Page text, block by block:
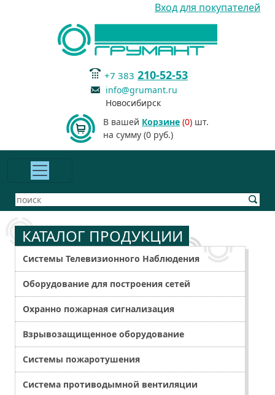
Вход для покупателей
+7 383 210-52-53
info@grumant.ru
Новосибирск
В вашей Корзине (0) шт.
на сумму (0 руб.)
КАТАЛОГ ПРОДУКЦИИ
Системы Телевизионного Наблюдения
Оборудование для построения сетей
Охранно пожарная сигнализация
Взрывозащищенное оборудование
Системы пожаротушения
Система противодымной вентиляции